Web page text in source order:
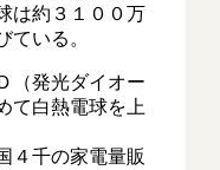
は約３１００万
ている。
（発光ダイオー
て白熱電球を上
４千の家電量販